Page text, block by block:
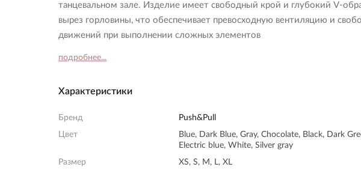
танцевальном зале. Изделие имеет свободный крой и глубокий V-
вырез горловины, что обеспечивает превосходную вентиляцию и
движений при выполнении сложных элементов
подробнее...
Характеристики
Бренд
Push&Pull
Цвет
Blue, Dark Blue, Gray, Chocolate, Black, Dark
Electric blue, White, Silver gray
Размер
XS, S, M, L, XL